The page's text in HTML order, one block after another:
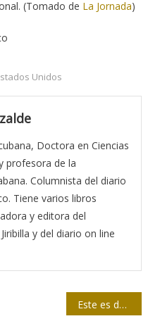
(Tomado de La Jornada)
Unidos
Doctora en Ciencias
profesora de la
Columnista del diario
Tiene varios libros
y editora del
y del diario on line
Este es de la casa